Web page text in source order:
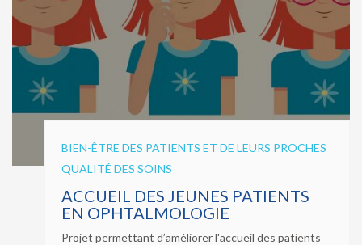
BIEN-ÊTRE DES PATIENTS ET DE LEURS PROCHES
QUALITÉ DES SOINS
ACCUEIL DES JEUNES PATIENTS
EN OPHTALMOLOGIE
Projet permettant d’améliorer l'accueil des patients